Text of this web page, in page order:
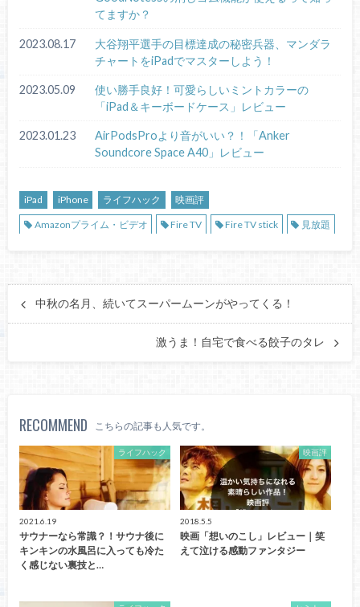
てますか？
2023.08.17
大谷翔平選手の目標達成の秘密兵器、マンダラ
チャートをiPadでマスターしよう！
2023.05.09
使い勝手良好！可愛らしいミントカラーの
「iPad＆キーボードケース」レビュー
2023.01.23
AirPodsProより音がいい？！「Anker
Soundcore Space A40」レビュー
iPad iPhone ライフハック
映画評
Amazonプライム・ビデオ
Fire TV Fire TV stick 見放題
中秋の名月、続いてスーパームーンがやってくる！
激うま！自宅で食べる餃子のタレ
RECOMMEND こちらの記事も人気です。
ライフハック
2021.6.19
サウナーなら常識？！サウナ後に
キンキンの水風呂に入っても冷た
く感じない裏技と…
映画評
2018.5.5
映画「想いのこし」レビュー｜笑
えて泣ける感動ファンタジー